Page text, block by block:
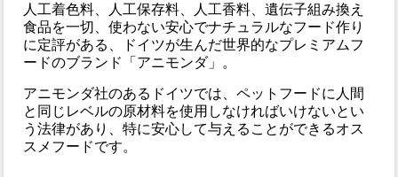
人工着色料、人工保存料、人工香料、遺伝子組み換え
食品を一切、使わない安心でナチュラルなフード作り
に定評がある、ドイツが生んだ世界的なプレミアムフ
ードのブランド「アニモンダ」。
アニモンダ社のあるドイツでは、ペットフードに人間
と同じレベルの原材料を使用しなければいけないとい
う法律があり、特に安心して与えることができるオス
スメフードです。